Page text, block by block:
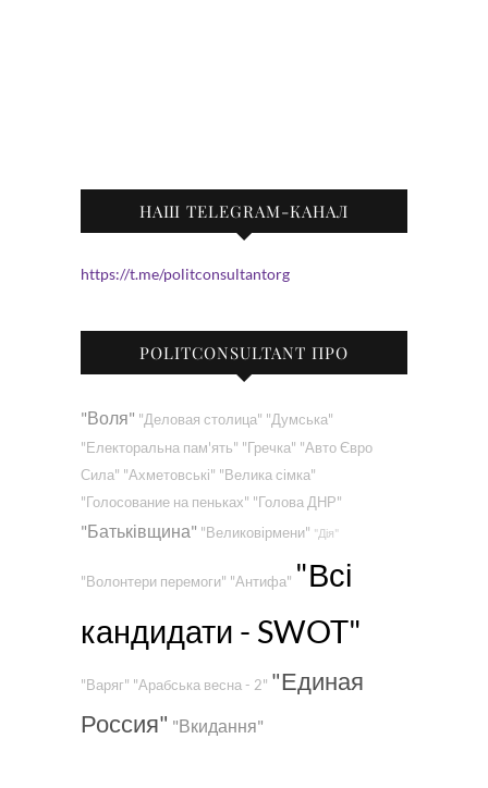
НАШ TELEGRAM-КАНАЛ
https://t.me/politconsultantorg
POLITCONSULTANT ПРО
"Воля" "Деловая столица" "Думська"
"Електоральна пам'ять" "Гречка" "Авто Євро
Сила" "Ахметовські" "Велика сімка"
"Голосование на пеньках" "Голова ДНР"
"Батьківщина" "Великовірмени" "Дія"
"Волонтери перемоги" "Антифа" "Всі
кандидати - SWOT"
"Варяг" "Арабська весна - 2" "Единая
Россия" "Вкидання"